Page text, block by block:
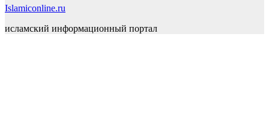
Islamiconline.ru
исламский информационный портал